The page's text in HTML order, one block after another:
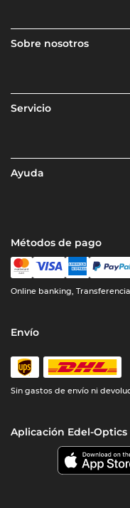
Sobre nosotros
Servicio
Ayuda
Métodos de pago
Online banking,
Envío
Sin gastos de envío ni
Aplicación Edel-Optics